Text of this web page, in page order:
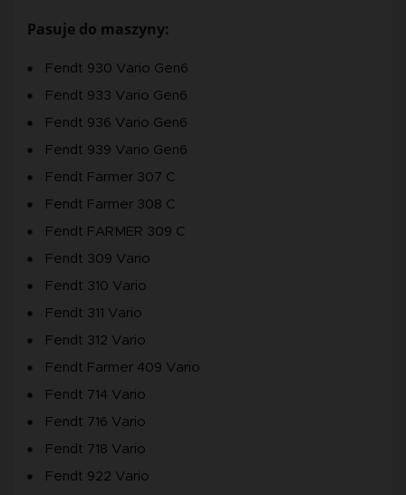
Pasuje do maszyny:
Fendt 930 Vario Gen6
Fendt 933 Vario Gen6
Fendt 936 Vario Gen6
Fendt 939 Vario Gen6
Fendt Farmer 307 C
Fendt Farmer 308 C
Fendt FARMER 309 C
Fendt 309 Vario
Fendt 310 Vario
Fendt 311 Vario
Fendt 312 Vario
Fendt Farmer 409 Vario
Fendt 714 Vario
Fendt 716 Vario
Fendt 718 Vario
Fendt 922 Vario